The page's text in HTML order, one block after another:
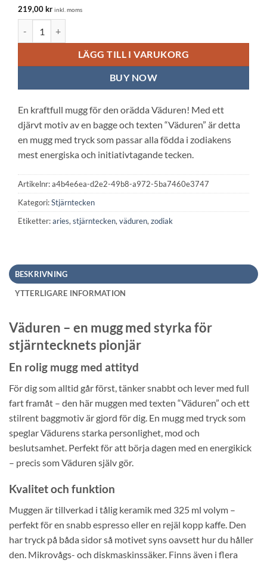
219,00kr inkl. moms
LÄGG TILL I VARUKORG
BUY NOW
En kraftfull mugg för den orädda Väduren! Med ett
djärvt motiv av en bagge och texten “Väduren” är detta
en mugg med tryck som passar alla födda i zodiakens
mest energiska och initiativtagande tecken.
Artikelnr:a4b4e6ea-d2e2-49b8-a972-5ba7460e3747
Kategori:Stjärntecken
Etiketter:aries, stjärntecken, väduren, zodiak
BESKRIVNING
YTTERLIGARE INFORMATION
Väduren – en mugg med styrka för
stjärntecknets pionjär
En rolig mugg med attityd
För dig som alltid går först, tänker snabbt och lever med full
fart framåt – den här muggen med texten “Väduren” och ett
stilrent baggmotiv är gjord för dig. En mugg med tryck som
speglar Vädurens starka personlighet, mod och
beslutsamhet. Perfekt för att börja dagen med en energikick
– precis som Väduren själv gör.
Kvalitet och funktion
Muggen är tillverkad i tålig keramik med 325 ml volym –
perfekt för en snabb espresso eller en rejäl kopp kaffe. Den
har tryck på båda sidor så motivet syns oavsett hur du håller
den. Mikrovågs- och diskmaskinssäker. Finns även i flera